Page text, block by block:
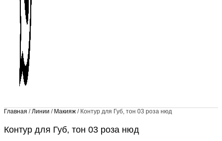
Главная /Линии / Макияж / Контур для Губ, тон 03 роза нюд
Контур для Губ, тон 03 роза нюд